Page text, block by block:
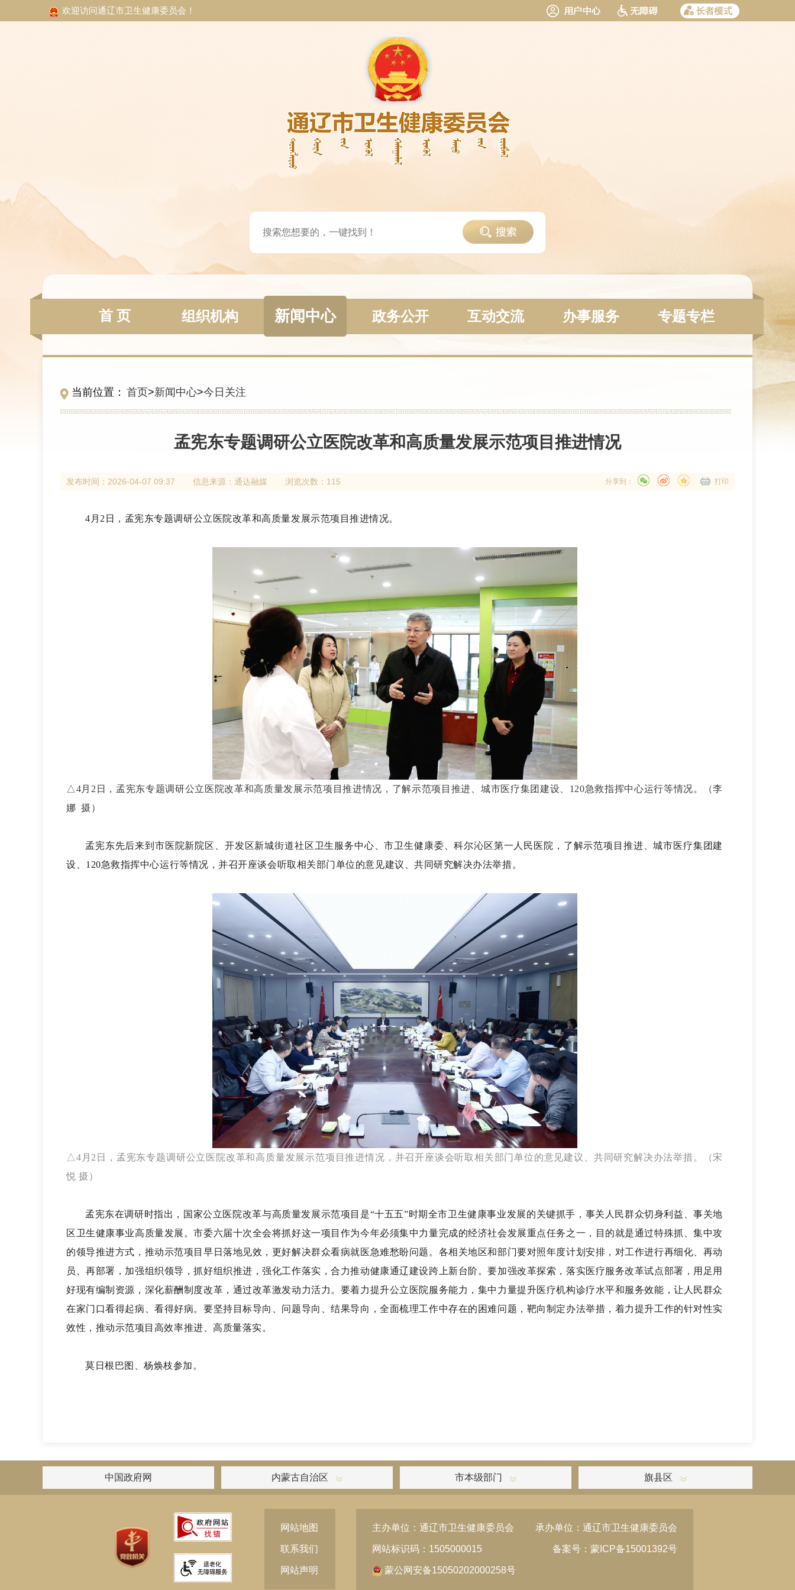
欢迎访问通辽市卫生健康委员会！
首 页 组织机构 新闻中心 政务公开 互动交流 办事服务 专题专栏
当前位置： 首页>新闻中心>今日关注
孟宪东专题调研公立医院改革和高质量发展示范项目推进情况
发布时间： 2026-04-07 09:37 信息来源： 通达融媒 浏览次数：115 打印
分享到：
4月2日，孟宪东专题调研公立医院改革和高质量发展示范项目推进情况。
△4月2日，孟宪东专题调研公立医院改革和高质量发展示范项目推进情况，了解示范项目推进、城市医疗集团建设、120急救指挥中心运行等情况。
（李
娜摄）
孟宪东先后来到市医院新院区、开发区新城街道社区卫生服务中心、市卫生健康委、科尔沁区第一人民医院，了解示范项目推进、城市医疗集团建
设、 120急救指挥中心运行等情况，并召开座谈会听取相关部门单位的意见建议、共同研究解决办法举措。
△4月2日，孟宪东专题调研公立医院改革和高质量发展示范项目推进情况，并召开座谈会听取相关部门单位的意见建议、共同研究解决办法举措。（宋
悦 摄）
孟宪东在调研时指出，国家公立医院改革与高质量发展示范项目是“十五五”时期全市卫生健康事业发展的关键抓手，事关人民群众切身利益、事关地
区卫生健康事业高质量发展。市委六届十次全会将抓好这一项目作为今年必须集中力量完成的经济社会发展重点任务之一，目的就是通过特殊抓、集中攻
的领导推进方式，推动示范项目早日落地见效，更好解决群众看病就医急难愁盼问题。各相关地区和部门要对照年度计划安排，对工作进行再细化、再动
员、再部署，加强组织领导，抓好组织推进，强化工作落实，合力推动健康通辽建设跨上新台阶。要加强改革探索，落实医疗服务改革试点部署，用足用
好现有编制资源，深化薪酬制度改革，通过改革激发动力活力。要着力提升公立医院服务能力，集中力量提升医疗机构诊疗水平和服务效能，让人民群众
在家门口看得起病、看得好病。要坚持目标导向、问题导向、结果导向，全面梳理工作中存在的困难问题，靶向制定办法举措，着力提升工作的针对性实
效性，推动示范项目高效率推进、高质量落实。
莫日根巴图、杨焕枝参加。
中国政府网 内蒙古自治区 市本级部门 旗县区
网站地图
联系我们
网站声明
主办单位：通辽市卫生健康委员会 承办单位：通辽市卫生健康委员会
网站标识码：1505000015 备案号：蒙ICP备15001392号
蒙公网安备15050202000258号